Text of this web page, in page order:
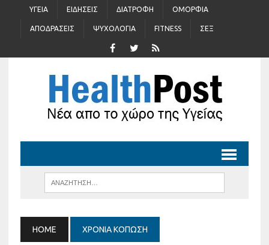
ΥΓΕΊΑ ΕΙΔΉΣΕΙΣ ΔΙΑΤΡΟΦΉ ΟΜΟΡΦΙΆ
ΑΠΟΔΡΆΣΕΙΣ ΨΥΧΟΛΟΓΊΑ FITNESS ΣΈΞ
HOME ΧΡΌΝΙΑ ΚΌΠΩΣΗ